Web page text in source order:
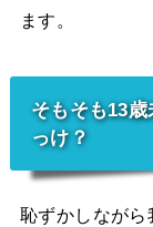
ます。
そもそも13
っけ？
恥ずかしなが